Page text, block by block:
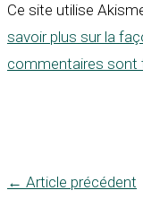
Ce site utilise
savoir plus sur la
commentaires sont
← Article précédent